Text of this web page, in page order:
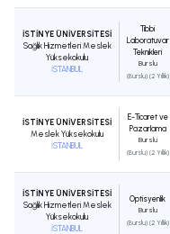
İSTİNYE ÜNİVERSİTESİ
Sağlık Hizmetleri Meslek
Yüksekokulu
İSTANBUL
Tıbbi
Laboratuvar
Teknikleri
Burslu
(Burslu) (2 Yıllık)
İSTİNYE ÜNİVERSİTESİ
Meslek Yüksekokulu
İSTANBUL
E-Ticaret ve
Pazarlama
Burslu
(Burslu) (2 Yıllık)
İSTİNYE ÜNİVERSİTESİ
Sağlık Hizmetleri Meslek
Yüksekokulu
İSTANBUL
Optisyenlik
Burslu
(Burslu) (2 Yıllık)